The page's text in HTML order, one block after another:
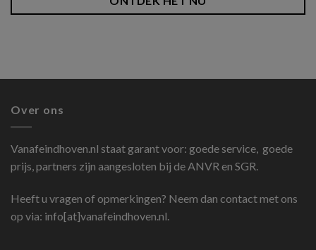
Over ons
Vanafeindhoven.nl staat garant voor: goede service, goede
prijs, partners zijn aangesloten bij de ANVR en SGR.
Heeft u vragen of opmerkingen? Neem dan contact met ons
op via: info[at]vanafeindhoven.nl.